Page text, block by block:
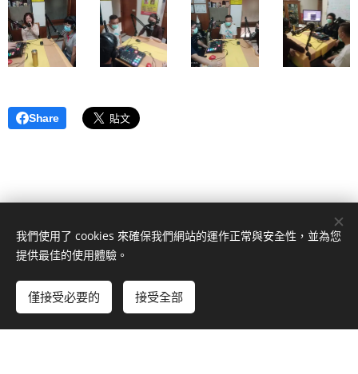
Share
市中華路一段384巷7弄16c號-1
由Webnode提供技術支援
我們使用了 cookies 來確保我們網站的運作正常與安全性，並為您
提供最佳的使用體驗。
僅接受必要的 接受全部